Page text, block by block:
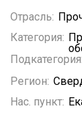
Отрасль:
Категория:
Подкатегория:
Регион:
Нас. пункт: